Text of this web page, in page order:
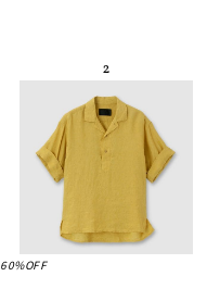
60%OFF